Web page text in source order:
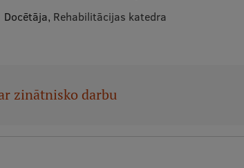
Docētāja, Rehabilitācijas katedra
zinātnisko darbu